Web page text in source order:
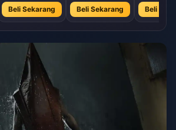
Beli Sekarang Beli Sekarang Beli